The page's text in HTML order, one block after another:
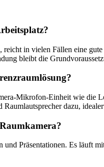
in vielen Fällen eine
bleibt die
Mikrofon-Einheit wie
dazu,
Präsentationen. Es läuft